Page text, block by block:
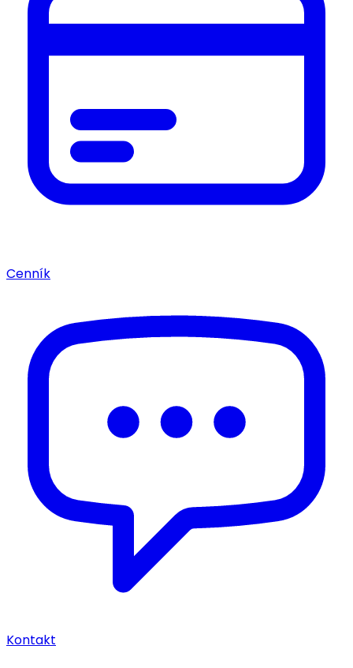
Cenník
Kontakt